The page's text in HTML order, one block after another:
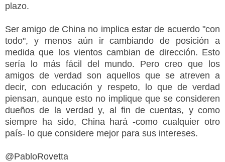
plazo.
Ser amigo de China no implica estar de acuerdo "con
todo", y menos aún ir cambiando de posición a
medida que los vientos cambian de dirección. Esto
sería lo más fácil del mundo. Pero creo que los
amigos de verdad son aquellos que se atreven a
decir, con educación y respeto, lo que de verdad
piensan, aunque esto no implique que se consideren
dueños de la verdad y, al fin de cuentas, y como
siempre ha sido, China hará -como cualquier otro
país- lo que considere mejor para sus intereses.
@PabloRovetta